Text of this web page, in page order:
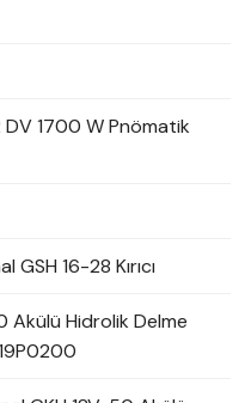
1700 W Pnömatik
16-28 Kırıcı
Akülü Hidrolik Delme